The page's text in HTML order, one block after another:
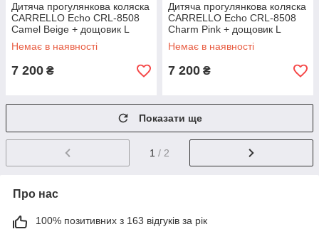
Дитяча прогулянкова коляска
CARRELLO Echo CRL-8508
Camel Beige + дощовик L
/1/MOQ
Немає в наявності
7 200 ₴
Дитяча прогулянкова коляска
CARRELLO Echo CRL-8508
Charm Pink + дощовик L
/1/MOQ
Немає в наявності
7 200 ₴
Показати ще
1 / 2
Про нас
100% позитивних з 163 відгуків за рік